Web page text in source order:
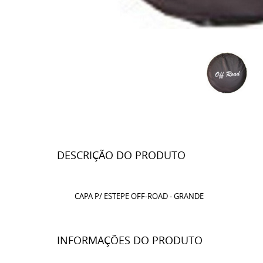
DESCRIÇÃO DO PRODUTO
CAPA P/ ESTEPE OFF-ROAD - GRANDE
INFORMAÇÕES DO PRODUTO